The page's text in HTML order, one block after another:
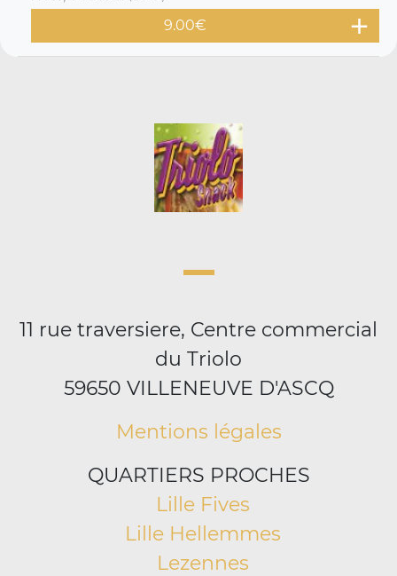
9.00€
11 rue traversiere, Centre commercial
du Triolo
59650 VILLENEUVE D'ASCQ
Mentions légales
QUARTIERS PROCHES
Lille Fives
Lille Hellemmes
Lezennes